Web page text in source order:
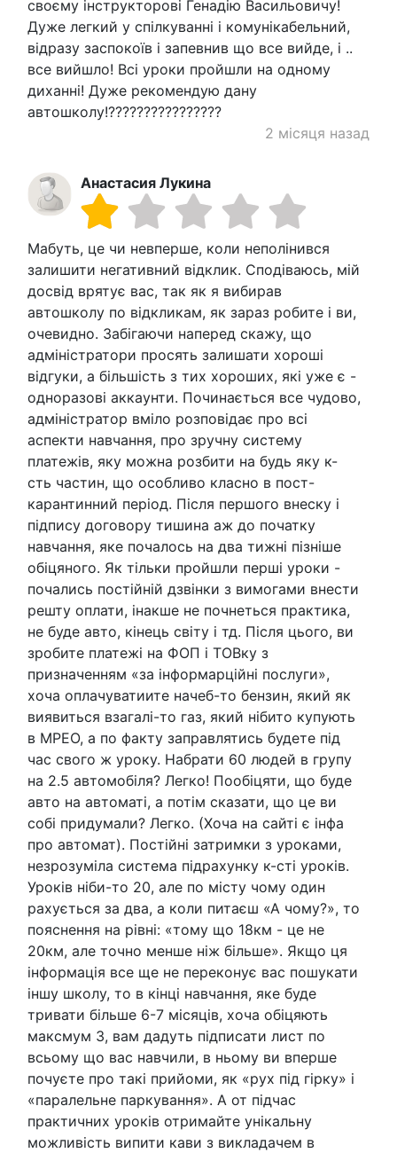
своєму інструкторові Генадію Васильовичу!
Дуже легкий у спілкуванні і комунікабельний,
відразу заспокоїв і запевнив що все вийде, і ..
все вийшло! Всі уроки пройшли на одному
диханні! Дуже рекомендую дану
автошколу!????????????????
2 місяця назад
Анастасия Лукина
Мабуть, це чи невперше, коли неполінився
залишити негативний відклик. Сподіваюсь, мій
досвід врятує вас, так як я вибирав
автошколу по відкликам, як зараз робите і ви,
очевидно. Забігаючи наперед скажу, що
адміністратори просять залишати хороші
відгуки, а більшість з тих хороших, які уже є -
одноразові аккаунти. Починається все чудово,
адміністратор вміло розповідає про всі
аспекти навчання, про зручну систему
платежів, яку можна розбити на будь яку к-
сть частин, що особливо класно в пост-
карантинний період. Після першого внеску і
підпису договору тишина аж до початку
навчання, яке почалось на два тижні пізніше
обіцяного. Як тільки пройшли перші уроки -
почались постійній дзвінки з вимогами внести
решту оплати, інакше не почнеться практика,
не буде авто, кінець світу і тд. Після цього, ви
зробите платежі на ФОП і ТОВку з
призначенням «за інформарційні послуги»,
хоча оплачуватиите начеб-то бензин, який як
виявиться взагалі-то газ, який нібито купують
в МРЕО, а по факту заправлятись будете під
час свого ж уроку. Набрати 60 людей в групу
на 2.5 автомобіля? Легко! Пообіцяти, що буде
авто на автоматі, а потім сказати, що це ви
собі придумали? Легко. (Хоча на сайті є інфа
про автомат). Постійні затримки з уроками,
незрозуміла система підрахунку к-сті уроків.
Уроків ніби-то 20, але по місту чому один
рахується за два, а коли питаєш «А чому?», то
пояснення на рівні: «тому що 18км - це не
20км, але точно менше ніж більше». Якщо ця
інформація все ще не переконує вас пошукати
іншу школу, то в кінці навчання, яке буде
тривати більше 6-7 місяців, хоча обіцяють
максмум 3, вам дадуть підписати лист по
всьому що вас навчили, в ньому ви вперше
почуєте про такі прийоми, як «рух під гірку» і
«паралельне паркування». А от підчас
практичних уроків отримайте унікальну
можливість випити кави з викладачем в